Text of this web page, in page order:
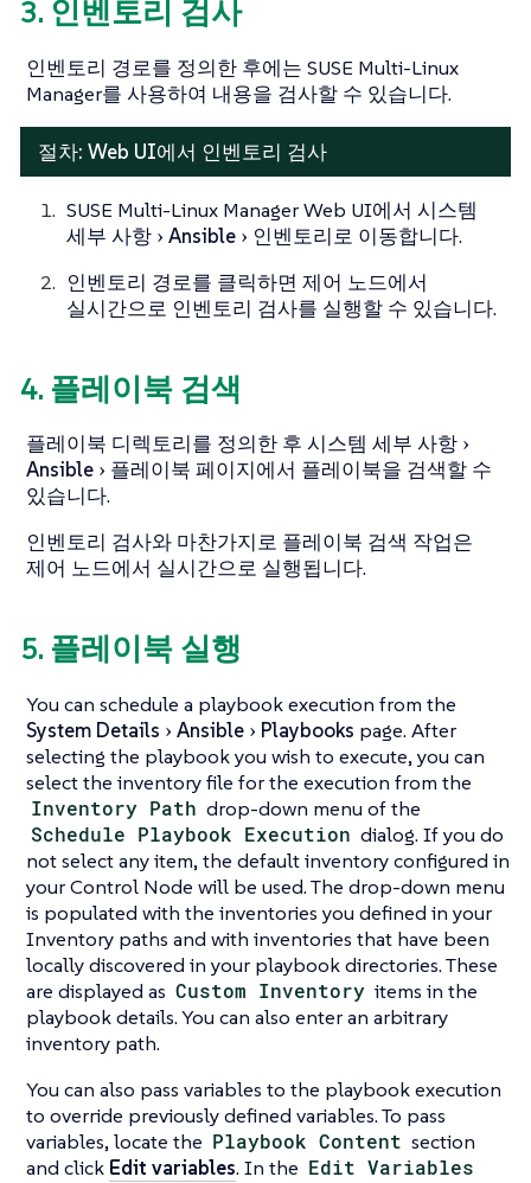
3. 인벤토리 검사
인벤토리 경로를 정의한 후에는 SUSE Multi-Linux
Manager를 사용하여 내용을 검사할 수 있습니다.
절차: Web UI에서 인벤토리 검사
SUSE Multi-Linux Manager Web UI에서 시스템
세부 사항
Ansible 인벤토리로 이동합니다.
인벤토리 경로를 클릭하면 제어 노드에서
실시간으로 인벤토리 검사를 실행할 수 있습니다.
4. 플레이북 검색
플레이북 디렉토리를 정의한 후 시스템 세부 사항
Ansible
플레이북 페이지에서 플레이북을 검색할 수
있습니다.
인벤토리 검사와 마찬가지로 플레이북 검색 작업은
제어 노드에서 실시간으로 실행됩니다.
5. 플레이북 실행
You can schedule a playbook execution from the
System Details
Ansible Playbooks page. After
selecting the playbook you wish to execute, you can
select the inventory file for the execution from the
Inventory Path drop-down menu of the
Schedule Playbook Execution dialog. If you do
not select any item, the default inventory configured in
your Control Node will be used. The drop-down menu
is populated with the inventories you defined in your
Inventory paths and with inventories that have been
locally discovered in your playbook directories. These
are displayed as Custom Inventory items in the
playbook details. You can also enter an arbitrary
inventory path.
You can also pass variables to the playbook execution
to override previously defined variables. To pass
variables, locate the Playbook Content section
and click Edit variables. In the Edit Variables